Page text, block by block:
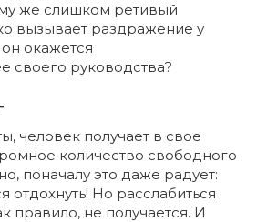
же слишком ретивый
вызывает раздражение у
он окажется
своего руководства?
человек получает в свое
количество свободного
поначалу это даже радует:
отдохнуть! Но расслабиться
правило, не получается. И